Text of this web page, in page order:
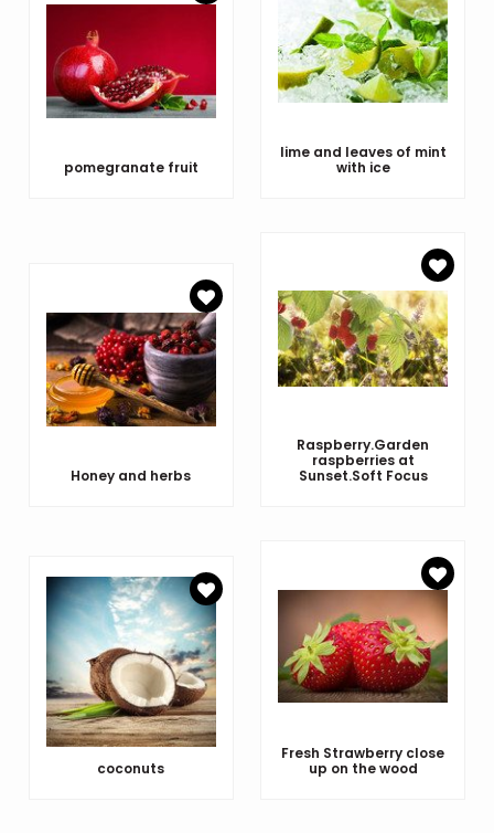
pomegranate fruit
lime and leaves of mint
with ice
Honey and herbs
Raspberry.Garden
raspberries at
Sunset.Soft Focus
coconuts
Fresh Strawberry close
up on the wood